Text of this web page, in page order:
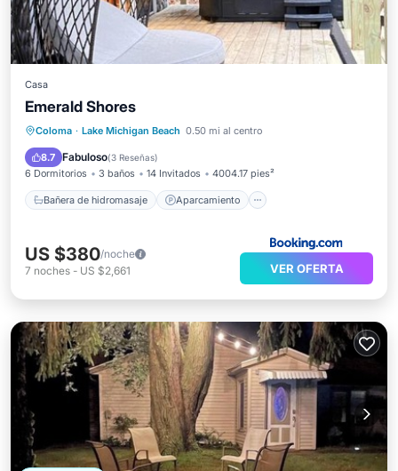
Casa
Emerald Shores
Coloma · Lake Michigan Beach 0.50 mi al centro
8.7 Fabuloso(3 Reseñas)
6 Dormitorios 3 baños 14 Invitados 4004.17 pies²
Bañera de hidromasaje Aparcamiento
Bañera de hidromasaje
Aparcamiento
Aire acondicionado
US $380/noche
7 noches - US $2,661 VER OFERTA